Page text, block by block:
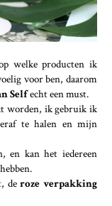
welke producten ik
voor ben, daarom
Selfecht een must.
worden, ik gebruik ik
te halen en mijn
en kan het iedereen
deroze verpakking